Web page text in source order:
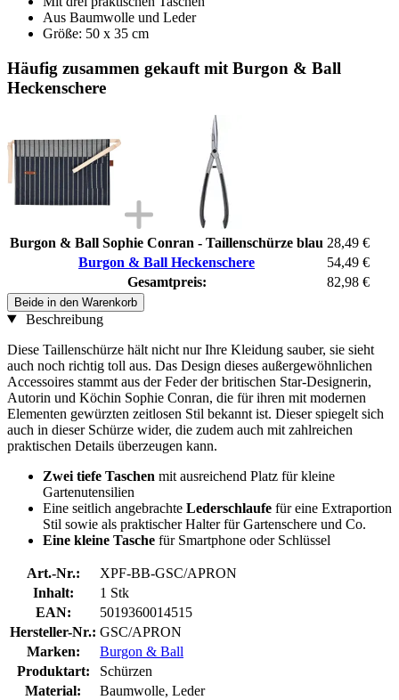
Aus Baumwolle und Leder
Größe: 50 x 35 cm
Häufig zusammen gekauft mit Burgon & Ball
Heckenschere
Burgon & Ball Sophie Conran - Taillenschürze blau 28,49 €
Burgon & Ball Heckenschere
54,49 €
Gesamtpreis:
82,98 €
Beide in den Warenkorb
Beschreibung
Diese Taillenschürze hält nicht nur Ihre Kleidung sauber, sie sieht
auch noch richtig toll aus. Das Design dieses außergewöhnlichen
Accessoires stammt aus der Feder der britischen Star-Designerin,
Autorin und Köchin Sophie Conran, die für ihren mit modernen
Elementen gewürzten zeitlosen Stil bekannt ist. Dieser spiegelt sich
auch in dieser Schürze wider, die zudem auch mit zahlreichen
praktischen Details überzeugen kann.
Zwei tiefe Taschen mit ausreichend Platz für kleine
Gartenutensilien
Eine seitlich angebrachte Lederschlaufe für eine Extraportion
Stil sowie als praktischer Halter für Gartenschere und Co.
Eine kleine Tasche für Smartphone oder Schlüssel
Art.-Nr.:
XPF-BB-GSC/APRON
Inhalt:
1 Stk
EAN:
5019360014515
Hersteller-Nr.: GSC/APRON
Marken:
Burgon & Ball
Produktart:
Schürzen
Material:
Baumwolle, Leder